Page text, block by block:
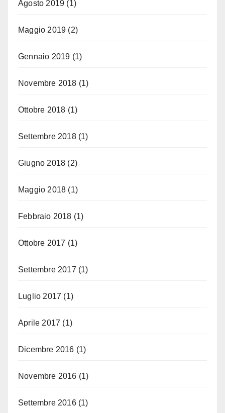
Agosto 2019 (1)
Maggio 2019 (2)
Gennaio 2019 (1)
Novembre 2018 (1)
Ottobre 2018 (1)
Settembre 2018(1)
Giugno 2018 (2)
Maggio 2018 (1)
Febbraio 2018 (1)
Ottobre 2017 (1)
Settembre 2017 (1)
Luglio 2017 (1)
Aprile 2017 (1)
Dicembre 2016 (1)
Novembre 2016 (1)
Settembre 2016(1)